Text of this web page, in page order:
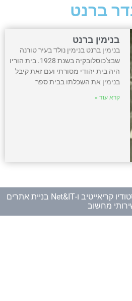
ברנט
בנימין ברנט
בנימין ברנט בנימין נולד בעיר טורנה
שבצ'כוסלובקיה בשנת 1928. בית הוריו
היה בית יהודי מסורתי ועם זאת קיבל
בנימין את השכלתו בבית ספר
קרא עוד »
קריאייטיב ו-
Net&IT בניית אתרים
מחשוב